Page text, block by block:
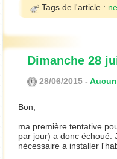
Tags de l'article :
Dimanche 28
28/06/2015 -
Bon,
ma première tentative
par jour) a donc échoué.
nécessaire a installer